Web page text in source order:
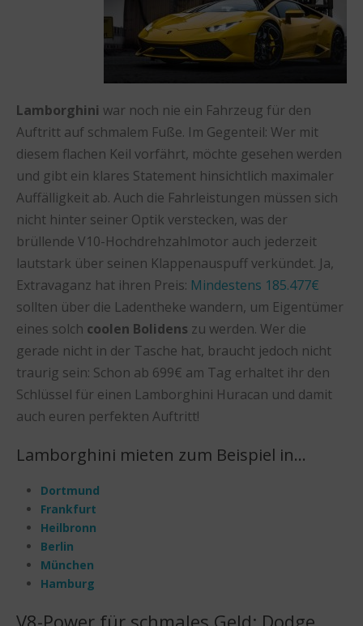
Lamborghini war noch nie ein Fahrzeug für den
Auftritt auf schmalem Fuße. Im Gegenteil: Wer mit
diesem flachen Keil vorfährt, möchte gesehen werden
und gibt ein klares Statement hinsichtlich maximaler
Auffälligkeit ab. Auch die Fahrleistungen müssen sich
nicht hinter seiner Optik verstecken, was der
brüllende V10-Hochdrehzahlmotor auch jederzeit
lautstark über seinen Klappenauspuff verkündet. Ja,
Extravaganz hat ihren Preis: Mindestens 185.477€
sollten über die Ladentheke wandern, um Eigentümer
eines solch coolen Bolidens zu werden. Wer die
gerade nicht in der Tasche hat, braucht jedoch nicht
traurig sein: Schon ab 699€ am Tag erhaltet ihr den
Schlüssel für einen Lamborghini Huracan und damit
auch euren perfekten Auftritt!
Lamborghini mieten zum Beispiel in…
Dortmund
Frankfurt
Heilbronn
Berlin
München
Hamburg
V8-Power für schmales Geld: Dodge